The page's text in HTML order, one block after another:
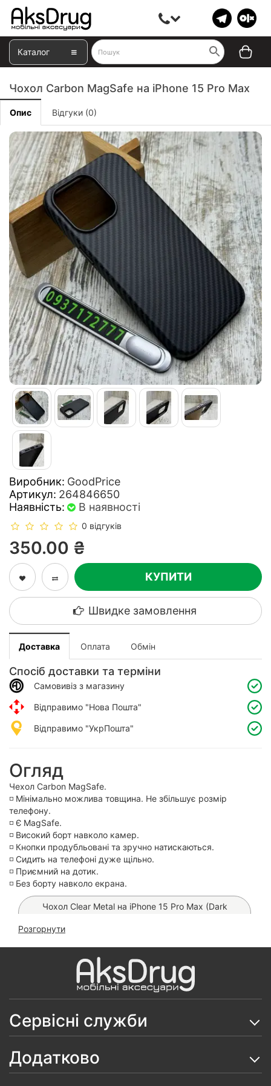
Каталог
Чохол Carbon MagSafe на iPhone 15 Pro Max
Опис Відгуки (0)
Виробник: GoodPrice
Артикул: 264846650
Наявність:
В наявності
0 відгуків
350.00 ₴
КУПИТИ
Швидке замовлення
Доставка Оплата Обмін
Спосіб доставки та терміни
Самовивіз з магазину
Відправимо "Нова Пошта"
Відправимо "УкрПошта"
Огляд
Чехол Carbon MagSafe.
◽️ Мінімально можлива товщина. Не збільшує розмір
телефону.
◽️ Є MagSafe.
◽️ Високий борт навколо камер.
◽️ Кнопки продубльовані та зручно натискаються.
◽️ Сидить на телефоні дуже щільно.
◽️ Приємний на дотик.
◽️ Без борту навколо екрана.
Чохол Clear Metal на iPhone 15 Pro Max (Dark
Чохол Clear Сolor MagSafe на iPhone 15 Pro Max
Чохол FIBRA Silicone OmniMag на iPhone 15 Pro
Чохол Carbon TPU на iPhone 15 Pro Max
Чохол FIBRA ArcLine Case with MagSafe на iPhone
Розгорнути
Сервісні служби
Додатково